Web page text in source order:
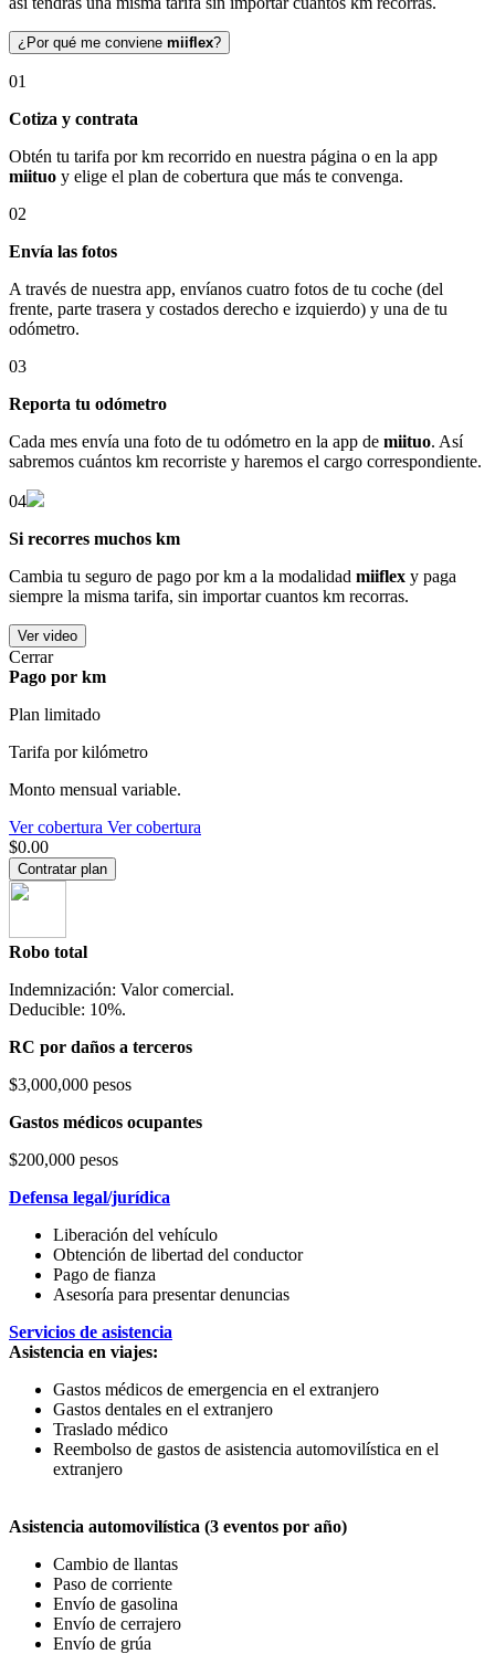
¿Por qué me conviene miiflex?
01
Cotiza y contrata
Obtén tu tarifa por km recorrido en nuestra página o en la app
miituo y elige el plan de cobertura que más te convenga.
02
Envía las fotos
A través de nuestra app, envíanos cuatro fotos de tu coche (del
frente, parte trasera y costados derecho e izquierdo) y una de tu
odómetro.
03
Reporta tu odómetro
Cada mes envía una foto de tu odómetro en la app de miituo. Así
sabremos cuántos km recorriste y haremos el cargo correspondiente.
04
Si recorres muchos km
Cambia tu seguro de pago por km a la modalidad miiflex y paga
siempre la misma tarifa, sin importar cuantos km recorras.
Ver video
Cerrar
Pago por km
Plan limitado
Tarifa por kilómetro
Monto mensual variable.
Ver cobertura Ver cobertura
$0.00
Contratar plan
Robo total
Indemnización: Valor comercial.
Deducible: 10%.
RC por daños a terceros
$3,000,000 pesos
Gastos médicos ocupantes
$200,000 pesos
Defensa legal/jurídica
Liberación del vehículo
Obtención de libertad del conductor
Pago de fianza
Asesoría para presentar denuncias
Servicios de asistencia
Asistencia en viajes:
Gastos médicos de emergencia en el extranjero
Gastos dentales en el extranjero
Traslado médico
Reembolso de gastos de asistencia automovilística en el
extranjero
Asistencia automovilística (3 eventos por año)
Cambio de llantas
Paso de corriente
Envío de gasolina
Envío de cerrajero
Envío de grúa